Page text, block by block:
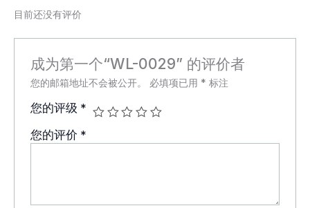
目前还没有评价
成为第一个“WL-0029” 的评价者
您的邮箱地址不会被公开。 必填项已用 * 标注
您的评级 *
您的评价 *